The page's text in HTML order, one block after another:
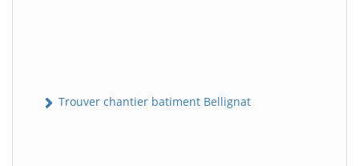
Trouver chantier batiment Bellignat